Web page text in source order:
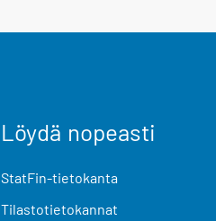
Löydä nopeasti
StatFin-tietokanta
Tilastotietokannat